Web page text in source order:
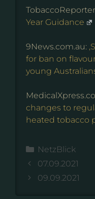
Year Guidance
9News.com.au:
for ban on
young
changes to
heated tobacco
Kategorien
NetzBlick
07.09.2021
09.09.2021